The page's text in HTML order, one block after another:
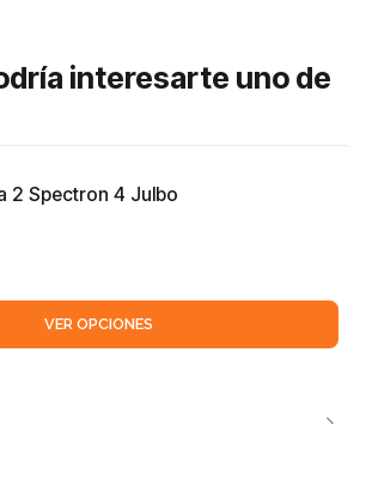
interesarte uno de
2 Spectron 4 Julbo
VER OPCIONES